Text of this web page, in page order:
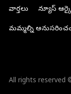
వార్తలు
న్యూస్
మమ్మల్ని
All rights reserved